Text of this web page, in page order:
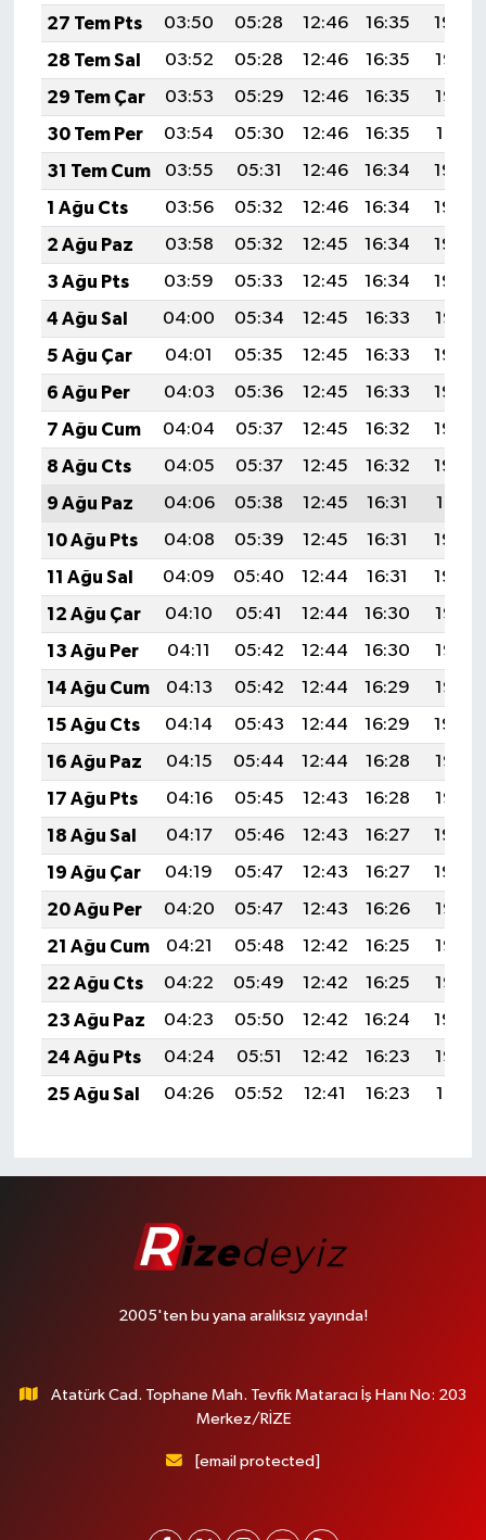
27 Tem Pts
03:50 05:28 12:46 16:35
19:54
28 Tem Sal
03:52 05:28 12:46 16:35
19:53
29 Tem Çar
03:53 05:29 12:46 16:35
19:52
30 Tem Per
03:54 05:30 12:46 16:35
19:51
31 Tem Cum
03:55 05:31 12:46 16:34
19:50
1 Ağu Cts
03:56 05:32 12:46 16:34
19:50
2 Ağu Paz
03:58 05:32 12:45 16:34
19:49
3 Ağu Pts
03:59 05:33 12:45 16:34
19:48
4 Ağu Sal
04:00 05:34 12:45 16:33
19:47
5 Ağu Çar
04:01 05:35 12:45 16:33
19:46
6 Ağu Per
04:03 05:36 12:45 16:33
19:45
7 Ağu Cum
04:04 05:37 12:45 16:32
19:43
8 Ağu Cts
04:05 05:37 12:45 16:32
19:42
9 Ağu Paz
04:06 05:38 12:45 16:31
19:41
10 Ağu Pts
04:08 05:39 12:45 16:31
19:40
11 Ağu Sal
04:09 05:40 12:44 16:31
19:39
12 Ağu Çar
04:10 05:41 12:44 16:30
19:38
13 Ağu Per
04:11 05:42 12:44 16:30
19:37
14 Ağu Cum
04:13 05:42 12:44 16:29
19:35
15 Ağu Cts
04:14 05:43 12:44 16:29
19:34
16 Ağu Paz
04:15 05:44 12:44 16:28
19:33
17 Ağu Pts
04:16 05:45 12:43 16:28
19:32
18 Ağu Sal
04:17 05:46 12:43 16:27
19:30
19 Ağu Çar
04:19 05:47 12:43 16:27
19:29
20 Ağu Per
04:20 05:47 12:43 16:26
19:28
21 Ağu Cum
04:21 05:48 12:42 16:25
19:27
22 Ağu Cts
04:22 05:49 12:42 16:25
19:25
23 Ağu Paz
04:23 05:50 12:42 16:24
19:24
24 Ağu Pts
04:24 05:51 12:42 16:23
19:23
25 Ağu Sal
04:26 05:52 12:41 16:23 19:21
2005'ten bu yana aralıksız yayında!
Atatürk Cad. Tophane Mah. Tevfik Mataracı İş Hanı No: 203
Merkez/RİZE
[email protected]